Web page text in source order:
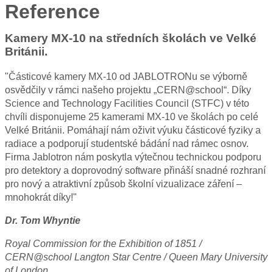
Reference
Kamery MX-10 na středních školách ve Velké
Británii.
"Částicové kamery MX-10 od JABLOTRONu se výborně
osvědčily v rámci našeho projektu „CERN@school“. Díky
Science and Technology Facilities Council (STFC) v této
chvíli disponujeme 25 kamerami MX-10 ve školách po celé
Velké Británii. Pomáhají nám oživit výuku částicové fyziky a
radiace a podporují studentské bádání nad rámec osnov.
Firma Jablotron nám poskytla výtečnou technickou podporu
pro detektory a doprovodný software přináší snadné rozhraní
pro nový a atraktivní způsob školní vizualizace záření –
mnohokrát díky!"
Dr. Tom Whyntie
Royal Commission for the Exhibition of 1851 /
CERN@school Langton Star Centre / Queen Mary University